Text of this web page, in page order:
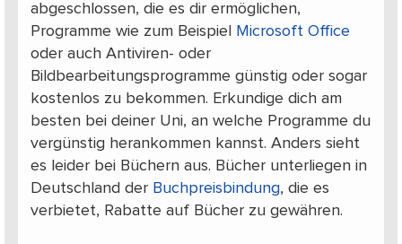
abgeschlossen, die es dir ermöglichen,
Programme wie zum Beispiel
Microsoft Office
oder auch Antiviren- oder
Bildbearbeitungsprogramme günstig oder sogar
kostenlos zu bekommen. Erkundige dich am
besten bei deiner Uni, an welche Programme du
vergünstig herankommen kannst. Anders sieht
es leider bei Büchern aus. Bücher unterliegen in
Deutschland der Buchpreisbindung, die es
verbietet, Rabatte auf Bücher zu gewähren.